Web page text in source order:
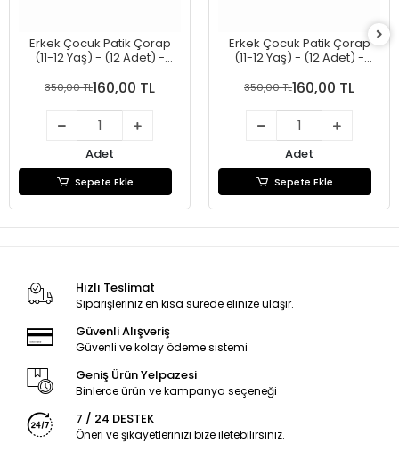
Erkek Çocuk Patik Çorap
(11-12 Yaş) - (12 Adet) -
350,00 TL160,00 TL
Adet
Sepete Ekle
Erkek Çocuk Patik Çorap
(11-12 Yaş) - (12 Adet) -
350,00 TL160,00 TL
Adet
Sepete Ekle
Hızlı Teslimat
Siparişleriniz en kısa sürede elinize ulaşır.
Güvenli Alışveriş
Güvenli ve kolay ödeme sistemi
Geniş Ürün Yelpazesi
Binlerce ürün ve kampanya seçeneği
7 / 24 DESTEK
Öneri ve şikayetlerinizi bize iletebilirsiniz.